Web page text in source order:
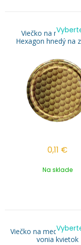
Viečko na med
Hexagon hnedý na
0,11 €
Na sklade
Viečko na med TO 82
vonia kvietok